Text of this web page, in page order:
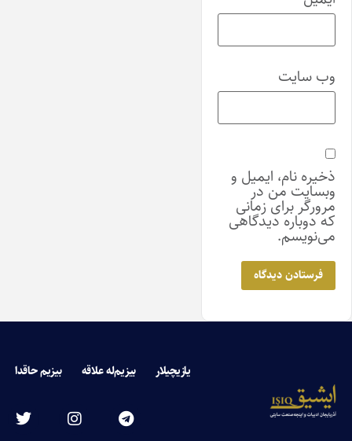
وب‌ سایت
ذخیره نام، ایمیل و
وبسایت من در
مرورگر برای زمانی
که دوباره دیدگاهی
می‌نویسم.
یازیچیلار بیزیم‌له علاقه بیزیم حاقدا